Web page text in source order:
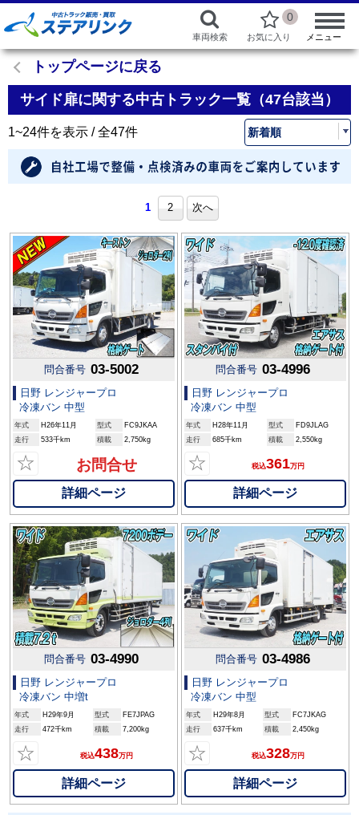
車両検索
0
お気に入り メニュー
トップページに戻る
サイド扉に関する中古トラック一覧（47台該当）
1~24件を表示 / 全47件
1 2 次へ
問合番号 03-5002
日野 レンジャープロ
冷凍バン 中型
年式 H26年11月 型式
FC9JKAA
走行
533千km 積載 2,750kg
☆ お問合せ
詳細ページ
問合番号 03-4996
日野 レンジャープロ
冷凍バン 中型
年式 H28年11月 型式
FD9JLAG
走行
685千km 積載 2,550kg
☆ 税込361万円
詳細ページ
問合番号 03-4990
日野 レンジャープロ
冷凍バン 中増t
年式 H29年9月 型式
FE7JPAG
走行
472千km 積載 7,200kg
☆ 税込438万円
詳細ページ
問合番号 03-4986
日野 レンジャープロ
冷凍バン 中型
年式 H29年8月 型式
FC7JKAG
走行
637千km 積載 2,450kg
☆ 税込328万円
詳細ページ